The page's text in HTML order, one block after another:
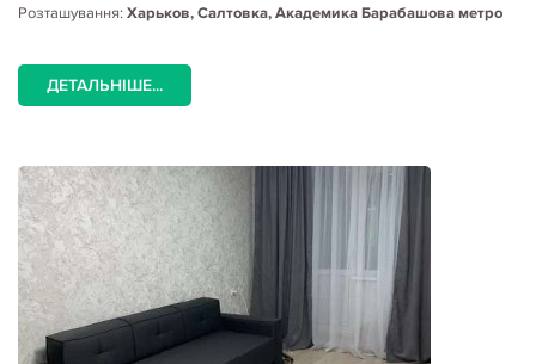
Розташування: Харьков, Салтовка, Академика Барабашова метро
ДЕТАЛЬНІШЕ...